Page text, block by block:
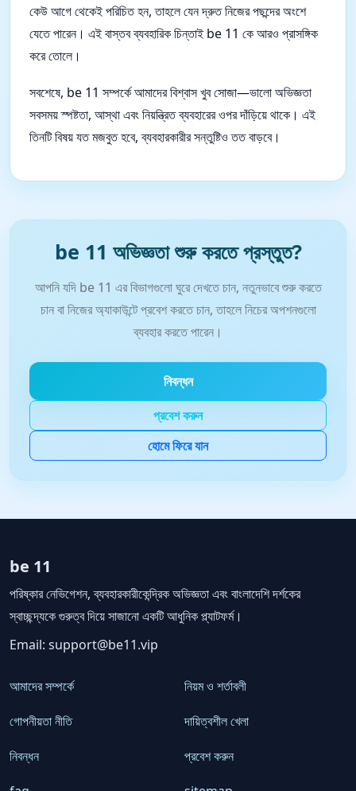
কেউ আগে থেকেই পরিচিত হন, তাহলে যেন দ্রুত নিজের পছন্দের অংশে
যেতে পারেন। এই বাস্তব ব্যবহারিক চিন্তাই be 11 কে আরও প্রাসঙ্গিক
করে তোলে।
সবশেষে, be 11 সম্পর্কে আমাদের বিশ্বাস খুব সোজা—ভালো অভিজ্ঞতা
সবসময় স্পষ্টতা, আস্থা এবং নিয়ন্ত্রিত ব্যবহারের ওপর দাঁড়িয়ে থাকে। এই
তিনটি বিষয় যত মজবুত হবে, ব্যবহারকারীর সন্তুষ্টিও তত বাড়বে।
be 11 অভিজ্ঞতা শুরু করতে প্রস্তুত?
আপনি যদি be 11 এর বিভাগগুলো ঘুরে দেখতে চান, নতুনভাবে শুরু করতে
চান বা নিজের অ্যাকাউন্টে প্রবেশ করতে চান, তাহলে নিচের অপশনগুলো
ব্যবহার করতে পারেন।
নিবন্ধন
প্রবেশ করুন
হোমে ফিরে যান
be 11
পরিষ্কার নেভিগেশন, ব্যবহারকারীকেন্দ্রিক অভিজ্ঞতা এবং বাংলাদেশি দর্শকের
স্বাচ্ছন্দ্যকে গুরুত্ব দিয়ে সাজানো একটি আধুনিক প্ল্যাটফর্ম।
Email: support@be11.vip
আমাদের সম্পর্কে
নিয়ম ও শর্তাবলী
গোপনীয়তা নীতি
দায়িত্বশীল খেলা
নিবন্ধন
প্রবেশ করুন